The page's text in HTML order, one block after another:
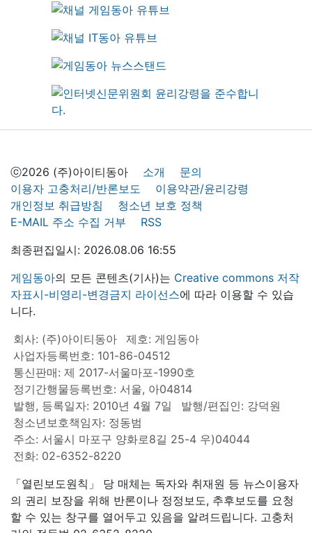
ⓒ2026 (주)아이티동아 소개
문의
이용자 고충처리/반론보도
이용약관/윤리강령
개인정보 취급방침
청소년 보호 정책
E-MAIL 주소 수집 거부
RSS
최종편집일시: 2026.08.06 16:55
게임동아의 모든 콘텐츠(기사)는 Creative commons 저작
자표시-비영리-변경금지 라이선스에 따라 이용할 수 있습
니다.
회사: (주)아이티동아
제호: 게임동아
사업자등록번호: 101-86-04512
통신판매: 제 2017-서울마포-1990호
정기간행물등록번호: 서울, 아04814
발행, 등록일자: 2010년 4월 7일
발행/편집인: 강덕원
청소년보호책임자: 정동범
주소: 서울시 마포구 양화로8길 25-4 우)04044
전화: 02-6352-8220
「열린보도원칙」 당 매체는 독자와 취재원 등 뉴스이용자
의 권리 보장을 위해 반론이나 정정보도, 추후보도를 요청
할 수 있는 창구를 열어두고 있음을 알려드립니다. 고충처